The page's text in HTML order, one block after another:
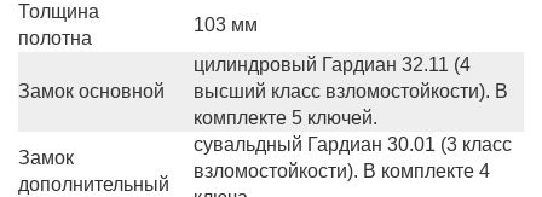
Толщина
полотна
103 мм
Замок основной
цилиндровый Гардиан 32.11 (4
высший класс взломостойкости). В
комплекте 5 ключей.
Замок
дополнительный
сувальдный Гардиан 30.01 (3 класс
взломостойкости). В комплекте 4